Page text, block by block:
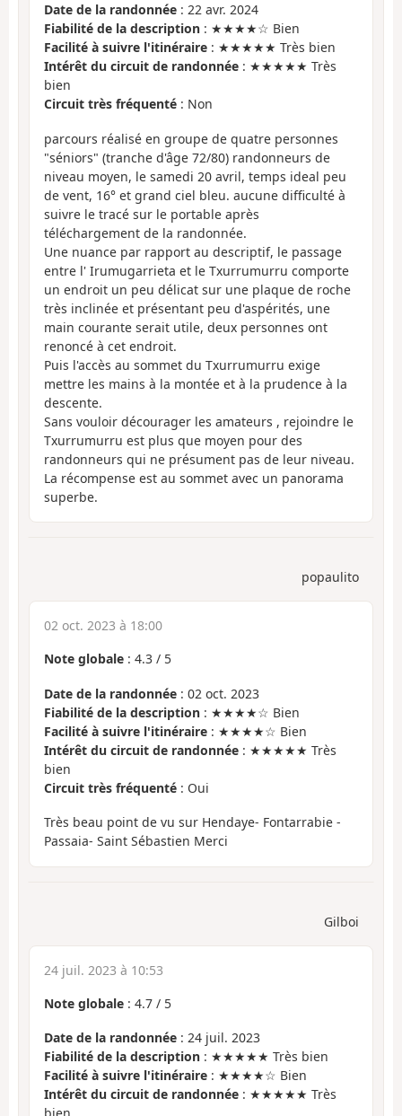
Date de la randonnée : 22 avr. 2024
Fiabilité de la description : ★★★★☆ Bien
Facilité à suivre l'itinéraire : ★★★★★ Très bien
Intérêt du circuit de randonnée : ★★★★★ Très
bien
Circuit très fréquenté : Non
parcours réalisé en groupe de quatre personnes
"séniors" (tranche d'âge 72/80) randonneurs de
niveau moyen, le samedi 20 avril, temps ideal peu
de vent, 16° et grand ciel bleu. aucune difficulté à
suivre le tracé sur le portable après
téléchargement de la randonnée.
Une nuance par rapport au descriptif, le passage
entre l' Irumugarrieta et le Txurrumurru comporte
un endroit un peu délicat sur une plaque de roche
très inclinée et présentant peu d'aspérités, une
main courante serait utile, deux personnes ont
renoncé à cet endroit.
Puis l'accès au sommet du Txurrumurru exige
mettre les mains à la montée et à la prudence à la
descente.
Sans vouloir décourager les amateurs , rejoindre le
Txurrumurru est plus que moyen pour des
randonneurs qui ne présument pas de leur niveau.
La récompense est au sommet avec un panorama
superbe.
popaulito
02 oct. 2023 à 18:00
Note globale : 4.3 / 5
Date de la randonnée : 02 oct. 2023
Fiabilité de la description : ★★★★☆ Bien
Facilité à suivre l'itinéraire : ★★★★☆ Bien
Intérêt du circuit de randonnée : ★★★★★ Très
bien
Circuit très fréquenté : Oui
Très beau point de vu sur Hendaye- Fontarrabie -
Passaia- Saint Sébastien Merci
Gilboi
24 juil. 2023 à 10:53
Note globale : 4.7 / 5
Date de la randonnée : 24 juil. 2023
Fiabilité de la description : ★★★★★ Très bien
Facilité à suivre l'itinéraire : ★★★★☆ Bien
Intérêt du circuit de randonnée : ★★★★★ Très